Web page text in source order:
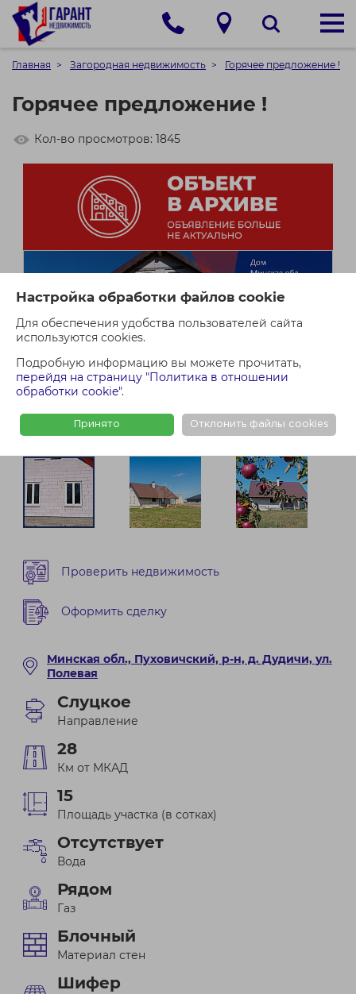
Настройка обработки файлов cookie
Для обеспечения удобства пользователей сайта
используются cookies.
Подробную информацию вы можете прочитать,
перейдя на страницу "Политика в отношении
обработки cookie".
Принято Отклонить файлы cookies
Главная Загородная недвижимость Горячее предложение !
Горячее предложение !
Кол-во просмотров: 1845
Проверить недвижимость
Оформить сделку
Минская обл., Пуховичский, р-н, д. Дудичи, ул.
Полевая
Слуцкое
Направление
28
Км от МКАД
15
Площадь участка (в сотках)
Отсутствует
Вода
Рядом
Газ
Блочный
Материал стен
Шифер